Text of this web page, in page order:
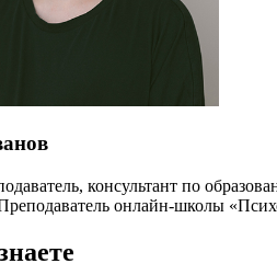
консультант по
онлайн-школы